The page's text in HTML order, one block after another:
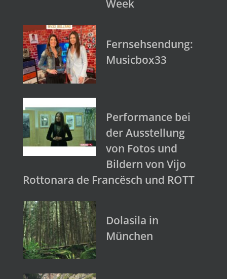
Week
Fernsehsendung:
Musicbox33
Performance bei
der Ausstellung
von Fotos und
Bildern von Vijo
Rottonara de Francësch und ROTT
Dolasila in
München